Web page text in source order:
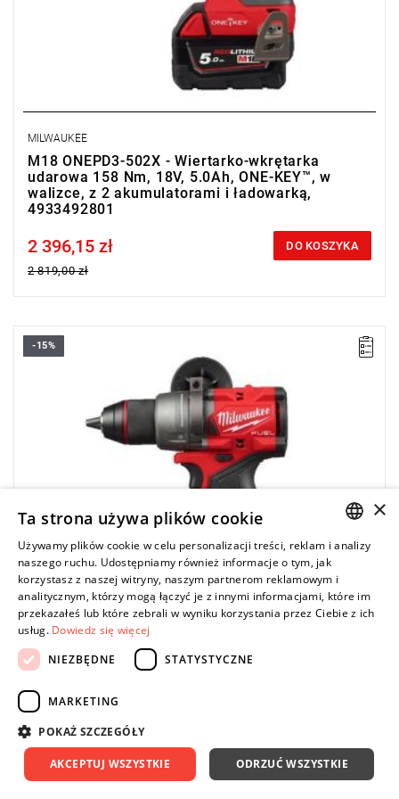
MILWAUKEE
M18 ONEPD3-502X - Wiertarko-wkrętarka
udarowa 158 Nm, 18V, 5.0Ah, ONE-KEY™, w
walizce, z 2 akumulatorami i ładowarką,
4933492801
Price tax included
2 396,15 zł
2 819,00 zł
DO KOSZYKA
Wiertarko-wkrętarka M18 ONEDD3 od Milwaukee to
zaawansowane narzędzie elektryczne charakteryzujące się
wysoką wydajnością i precyzją pracy. Jest wyposażona w
technologię ONE-KEY™, umożliwiającą zdalne śledzenie,
zarządzanie i personalizowanie ustawień za pomocą aplikacji
Kup produkt objęty promocją MILWAUKEE® Redemption Classic,
zarejestruj fakturę i odbierz dodatkowy akumulator za 2 zł.
Promocja wyłącznie dla podmiotów posiadających NIP.
-15%
MILWAUKEE
M18 ONEDD3-502X - Wiertarko-wkrętarka 158
Nm, 18 V, 5.0 Ah, ONE-KEY™, w walizce, z 2
akumulatorami i ładowarką, 4933492802
ENGLISH
×
Ta strona używa plików cookie
Używamy plików cookie w celu personalizacji treści, reklam i analizy
naszego ruchu. Udostępniamy również informacje o tym, jak
korzystasz z naszej witryny, naszym partnerom reklamowym i
analitycznym, którzy mogą łączyć je z innymi informacjami, które im
przekazałeś lub które zebrali w wyniku korzystania przez Ciebie z ich
usług. Dowiedz się więcej
NIEZBĘDNE
STATYSTYCZNE
MARKETING
POKAŻ SZCZEGÓŁY
AKCEPTUJ WSZYSTKIE ODRZUĆ WSZYSTKIE